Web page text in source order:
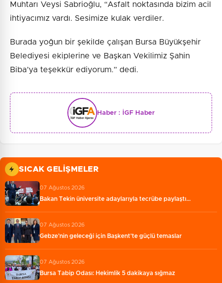
Muhtarı Veysi Sabrioğlu, “Asfalt noktasında bizim acil
ihtiyacımız vardı. Sesimize kulak verdiler.
Burada yoğun bir şekilde çalışan Bursa Büyükşehir
Belediyesi ekiplerine ve Başkan Vekilimiz Şahin
Biba’ya teşekkür ediyorum.” dedi.
Haber : İGF Haber
SICAK GELIŞMELER
07 Ağustos 2026
Bakan Tekin üniversite adaylarıyla tecrübe paylaştı…
07 Ağustos 2026
Gebze’nin geleceği için Başkent'te güçlü temaslar
07 Ağustos 2026
Bursa Tabip Odası: Hekimlik 5 dakikaya sığmaz